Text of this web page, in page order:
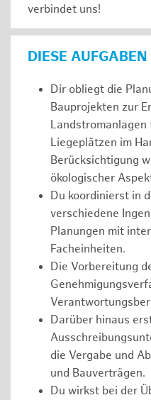
verbindet uns!
DIESE
Dir obliegt die
Bauprojekten zur
Liegeplätzen im
Berücksichtigung
ökologischer
Du koordinierst in
verschiedene
Planungen mit
Facheinheiten.
Die Vorbereitung
Darüber hinaus
die Vergabe und
und Bauverträgen.
Du wirkst bei der